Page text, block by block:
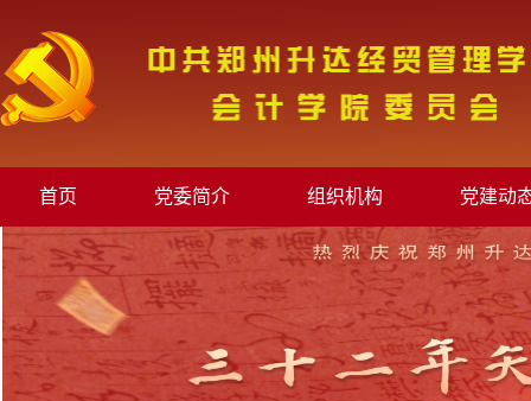
首页 党委简介 组织机构 党建动